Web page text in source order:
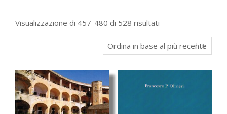
Visualizzazione di 457-480 di 528 risultati
in
base
recente